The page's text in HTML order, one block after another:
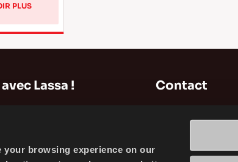
browsing experience on our
PLUS
Lassa ! Contact